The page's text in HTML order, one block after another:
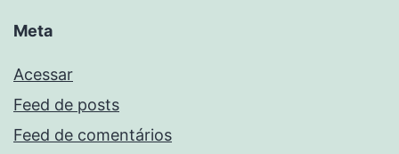
Meta
Acessar
Feed de posts
Feed de comentários